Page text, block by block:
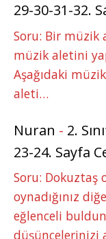
29-30-31-32.
Soru: Bir müzik
müzik aletini
Aşağıdaki
aleti…
Nuran - 2.
23-24. Sayfa
Soru: Dokuztaş
oynadığınız
eğlenceli
düşüncelerinizi